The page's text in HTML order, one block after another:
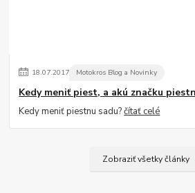
18.07.2017 Motokros Blog a Novinky
Kedy meniť piest, a akú značku
Kedy meniť piestnu sadu?čítať celé
Zobraziť všetky články